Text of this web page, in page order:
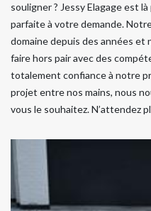
souligner ? Jessy Elagage est
parfaite à votre demande.
domaine depuis des années et
faire hors pair avec des
totalement confiance à notre
projet entre nos mains, nous
vous le souhaitez. N’attendez